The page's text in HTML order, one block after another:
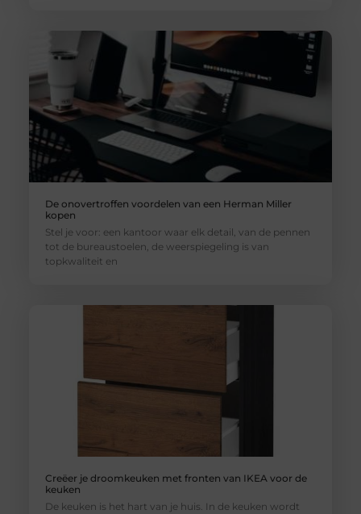
De onovertroffen voordelen van een Herman Miller
kopen
Stel je voor: een kantoor waar elk detail, van de pennen
tot de bureaustoelen, de weerspiegeling is van
topkwaliteit en
Creëer je droomkeuken met fronten van IKEA voor de
keuken
De keuken is het hart van je huis. In de keuken wordt